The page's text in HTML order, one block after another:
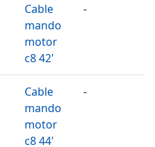
Cable
mando
motor
c8 42'
-
Cable
mando
motor
c8 44'
-